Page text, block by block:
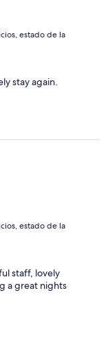
estado de la
stay again.
estado de la
staff, lovely
a great nights